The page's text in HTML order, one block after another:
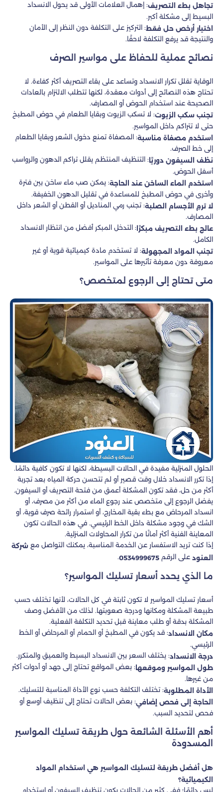
تجاهل بطء التصريف: إهمال العلامات الأولى قد يحول الانسداد
البسيط إلى مشكلة أكبر.
اختيار أرخص حل فقط: التركيز على التكلفة دون النظر إلى الأمان
والنتيجة قد يرفع التكلفة لاحقًا.
نصائح عملية للحفاظ على مواسير الصرف
الوقاية تقلل تكرار الانسداد وتساعد على بقاء التصريف أكثر كفاءة. لا
تحتاج هذه النصائح إلى أدوات معقدة، لكنها تتطلب الالتزام بالعادات
الصحيحة عند استخدام الحوض أو المصارف.
تجنب سكب الزيوت: لا تسكب الزيوت وبقايا الطعام في حوض المطبخ
حتى لا تتراكم داخل المواسير.
استخدم مصفاة مناسبة: المصفاة تمنع دخول الشعر وبقايا الطعام
إلى خط الصرف.
نظف السيفون دوريًا: التنظيف المنتظم يقلل تراكم الدهون والرواسب
أسفل الحوض.
استخدم الماء الساخن عند الحاجة: يمكن صب ماء ساخن بين فترة
وأخرى في حوض المطبخ للمساعدة في تقليل الدهون الخفيفة.
لا ترمِ الأجسام الصلبة: تجنب رمي المناديل أو القطن أو الشعر داخل
المصارف.
عالج بطء التصريف مبكرًا : التدخل المبكر أفضل من انتظار الانسداد
الكامل.
تجنب المواد المجهولة: لا تستخدم مادة كيميائية قوية أو غير
معروفة دون معرفة تأثيرها على المواسير.
متى تحتاج إلى الرجوع لمتخصص؟
الحلول المنزلية مفيدة في الحالات البسيطة، لكنها لا تكون كافية دائمًا.
إذا تكرر الانسداد خلال وقت قصير أو لم تتحسن حركة المياه بعد تجربة
أكثر من حل، فقد تكون المشكلة أعمق من فتحة التصريف أو السيفون.
يفضل الرجوع إلى متخصص عند رجوع الماء من أكثر من مصرف، أو
انسداد المرحاض مع بطء بقية المخارج، أو استمرار رائحة صرف قوية، أو
الشك في وجود مشكلة داخل الخط الرئيسي. في هذه الحالات تكون
المعاينة الفنية أكثر أمانًا من تكرار المحاولات المنزلية.
إذا كنت تريد الاستفسار عن الخدمة المناسبة، يمكنك التواصل مع شركة
العنود على الرقم 0534999675
.
ما الذي يحدد أسعار تسليك المواسير؟
أسعار تسليك المواسير لا تكون ثابتة في كل الحالات، لأنها تختلف حسب
طبيعة المشكلة ومكانها ودرجة صعوبتها. لذلك من الأفضل وصف
المشكلة بدقة أو طلب معاينة قبل تحديد التكلفة الفعلية.
مكان الانسداد: قد يكون في المطبخ أو الحمام أو المرحاض أو الخط
الرئيسي.
درجة الانسداد: يختلف السعر بين الانسداد البسيط والعميق والمتكرر.
طول المواسير وموقعها: بعض المواقع تحتاج إلى جهد أو أدوات أكثر
من غيرها.
الأداة المطلوبة: تختلف التكلفة حسب نوع الأداة المناسبة للتسليك.
الحاجة إلى فحص إضافي: بعض الحالات تحتاج إلى تنظيف أوسع أو
فحص لتحديد السبب.
أهم الأسئلة الشائعة حول طريقة تسليك المواسير
المسدودة
هل أفضل طريقة لتسليك المواسير هي استخدام المواد
الكيميائية؟
ليس دائمًا؛ ففي كثير من الحالات يكون تنظيف السيفون أو استخدام